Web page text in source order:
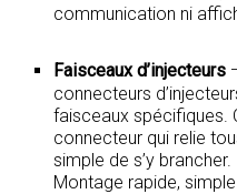
communication ni
Faisceaux d’injecteurs
connecteurs
faisceaux spécifiques.
connecteur qui relie
simple de s’y brancher.
Montage rapide,